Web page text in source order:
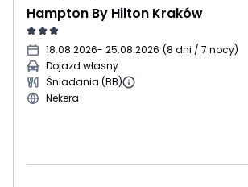
Hampton By Hilton Kraków
18.08.2026- 25.08.2026 (8 dni / 7 nocy)
Dojazd własny
Śniadania (BB)
Nekera